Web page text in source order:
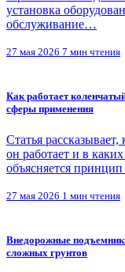
установка
обслуживание…
27 мая 2026 7 мин чтения
Как работает
сферы применения
Статья
он работает и в
объясняется
27 мая 2026 1 мин чтения
Внедорожные
сложных грунтов